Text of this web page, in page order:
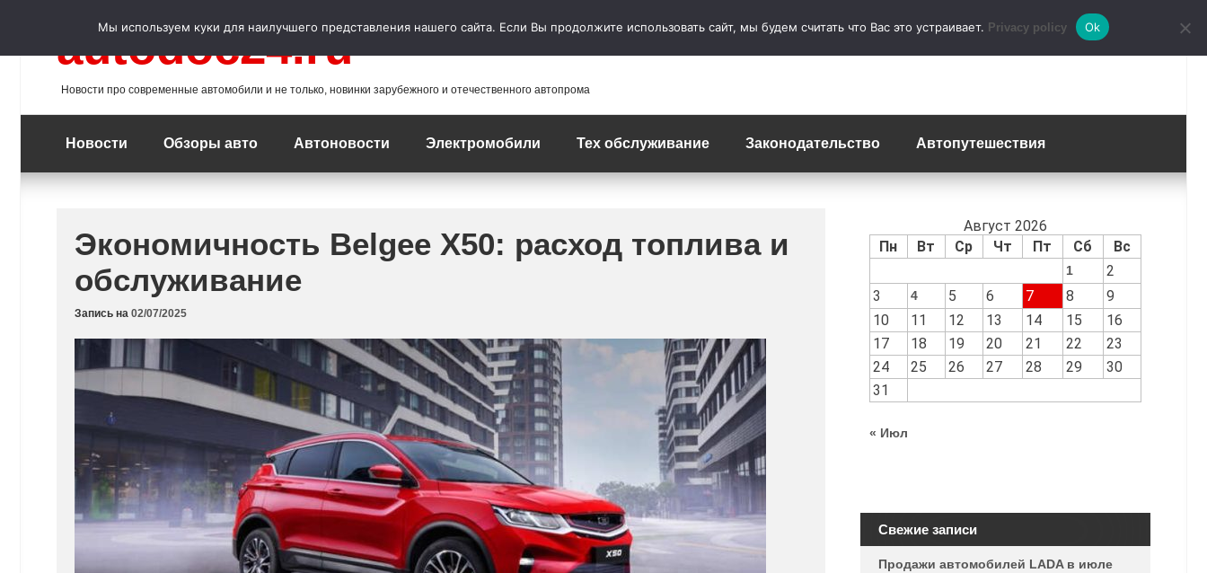
autodoc24.ru
Новости про современные автомобили и не только, новинки зарубежного и отечественного автопрома
Новости Обзоры авто Автоновости Электромобили Тех обслуживание Законодательство Автопутешествия
Экономичность Belgee X50: расход топлива и
обслуживание
Запись на 02/07/2025
Август 2026
Пн
Вт Ср Чт Пт Сб Вс
1
2
3
4 5 6 7 8
9
10
11 12 13 14 15
16
17
18 19 20 21 22
23
24
25 26 27 28 29
30
31
« Июл
Свежие записи
Продажи автомобилей LADA в июле
Мы используем куки для наилучшего представления нашего сайта. Если Вы продолжите использовать сайт, мы будем считать что Вас это устраивает. Privacy policy Ok